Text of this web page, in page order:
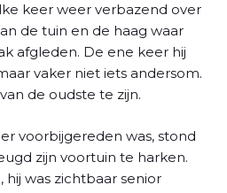
keer weer verbazend over
de tuin en de haag waar
afgleden. De ene keer hij
vaker niet iets andersom.
de oudste te zijn.
voorbijgereden was, stond
zijn voortuin te harken.
was zichtbaar senior